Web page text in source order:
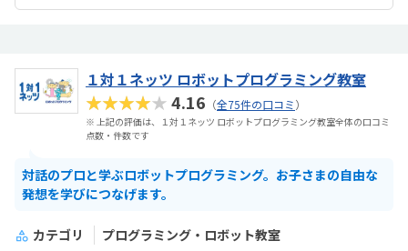
１対１ネッツ ロボットプログラミング教室
★★★★★4.16 （全75件の口コミ）
※ 上記の評価は、１対１ネッツ ロボットプログラミング教室全体の口コミ
点数・件数です
対話のプロと学ぶロボットプログラミング。お子さまの自由な
発想を学びにつなげます。
カテゴリ
プログラミング・ロボット教室